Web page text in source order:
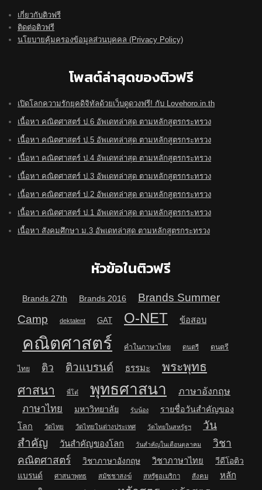
เกี่ยวกับติวฟรี
ติดต่อติวฟรี
นโยบายคุ้มครองข้อมูลส่วนบุคคล (Privacy Policy)
โพสต์ล่าสุดของติวฟรี
เปิดโลกความรักยุคดิจิทัลด้วยเว็บดูดวงฟรี! กับ Lovehoro.in.th
เนื้อหา คณิตศาสตร์ ป.6 อัพเดทล่าสุด ตามหลักสูตรกระทรวง
เนื้อหา คณิตศาสตร์ ป.5 อัพเดทล่าสุด ตามหลักสูตรกระทรวง
เนื้อหา คณิตศาสตร์ ป.4 อัพเดทล่าสุด ตามหลักสูตรกระทรวง
เนื้อหา คณิตศาสตร์ ป.3 อัพเดทล่าสุด ตามหลักสูตรกระทรวง
เนื้อหา คณิตศาสตร์ ป.2 อัพเดทล่าสุด ตามหลักสูตรกระทรวง
เนื้อหา คณิตศาสตร์ ป.1 อัพเดทล่าสุด ตามหลักสูตรกระทรวง
เนื้อหา สังคมศึกษา ม.3 อัพเดทล่าสุด ตามหลักสูตรกระทรวง
หัวข้อในติวฟรี
Brands 27th Brands 2016
Brands Summer
Camp
dektalent GAT O-NET ข้อสอบ
คณิตศาสตร์ คำในภาษาไทย ดนตรี ดนตรี
ไทย ติว ติวแบรนด์ ธรรมะ
พระพุทธ
ศาสนา
พี่โต๋ พุทธศาสนา ภาษาอังกฤษ
ภาษาไทย มหาวิทยาลัย รับน้อง
รายชื่อวันสำคัญของ
โลก
วัดไทย วัดไทยในต่างประเทศ วัดไทยในสหรัฐฯ
วัน
สำคัญ
วันสำคัญของโลก วันสำคัญในเดือนตุลาคม
วิชา
คณิตศาสตร์
วิชาภาษาอังกฤษ วิชาภาษาไทย
วีดีโอติว
แบรนด์
ศาสนาพุทธ สมัชชาสงฆ์ สหรัฐอเมริกา สังคม
หลัก